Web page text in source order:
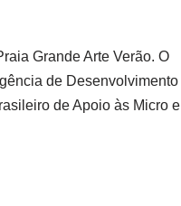
Grande Arte Verão. O
de Desenvolvimento
de Apoio às Micro e